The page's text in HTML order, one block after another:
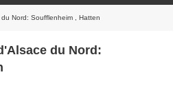
Nord: Soufflenheim , Hatten
du Nord: